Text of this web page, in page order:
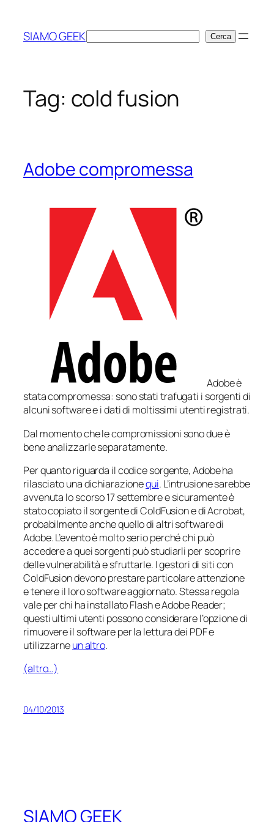
contenuto
SIAMO GEEKCerca Cerca
Tag: cold fusion
Adobe compromessa
Adobe è
stata compromessa: sono stati trafugati i sorgenti di
alcuni software e i dati di moltissimi utenti registrati.
Dal momento che le compromissioni sono due è
bene analizzarle separatamente.
Per quanto riguarda il codice sorgente, Adobe ha
rilasciato una dichiarazionequi. L’intrusione sarebbe
avvenuta lo scorso 17 settembre e sicuramente è
stato copiato il sorgente di ColdFusion e di Acrobat,
probabilmente anche quello di altri software di
Adobe. L’evento è molto serio perché chi può
accedere a quei sorgenti può studiarli per scoprire
delle vulnerabilità e sfruttarle. I gestori di siti con
ColdFusion devono prestare particolare attenzione
e tenere il loro software aggiornato. Stessa regola
vale per chi ha installato Flash e Adobe Reader;
questi ultimi utenti possono considerare l’opzione di
rimuovere il software per la lettura dei PDF e
utilizzarneun altro.
(altro…)
04/10/2013
SIAMO GEEK